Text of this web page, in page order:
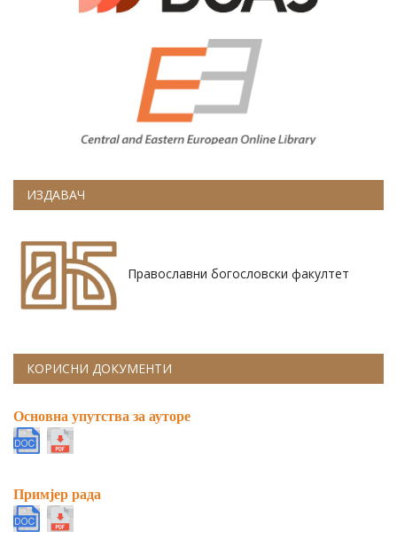
ИЗДАВАЧ
Православни богословски факултет
КОРИСНИ ДОКУМЕНТИ
Основна упутства за ауторе
Примјер рада